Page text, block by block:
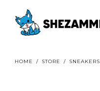
HOME / STORE / SNEAKERS